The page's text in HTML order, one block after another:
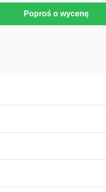
Poproś o wycenę